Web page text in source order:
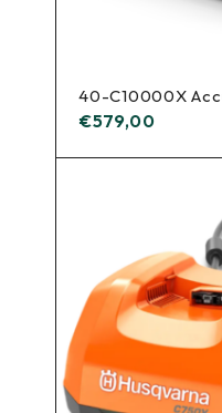
40-C10000X
€579,00